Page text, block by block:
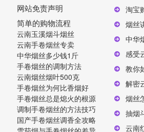
网站免责声明
简单的购物流程
云南玉溪烟斗烟丝
云南手卷烟丝专卖
中华烟丝多少钱1斤
手卷烟丝的调制方法
云南烟丝烟叶500克
手卷烟丝为何比香烟好
手卷烟丝总是熄火的根源
调制手卷烟丝的方法技巧
国产手卷烟丝调香全攻略
淘宝
烟丝
中华
感受
教你
解密
烟丝
抽烟
云南